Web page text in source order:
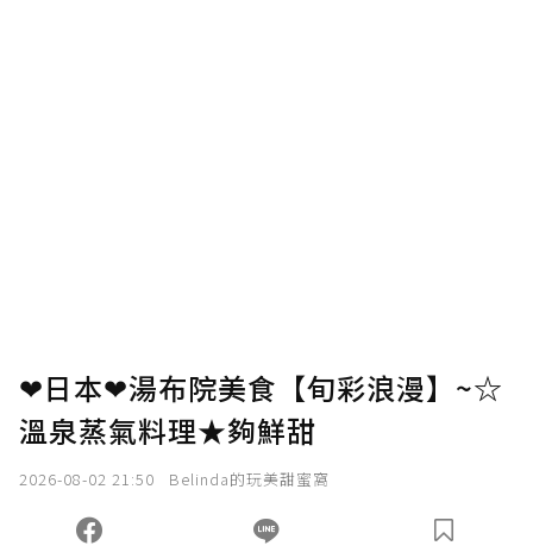
❤日本❤湯布院美食【旬彩浪漫】~☆
溫泉蒸氣料理★夠鮮甜
2026-08-02 21:50 Belinda的玩美甜蜜窩